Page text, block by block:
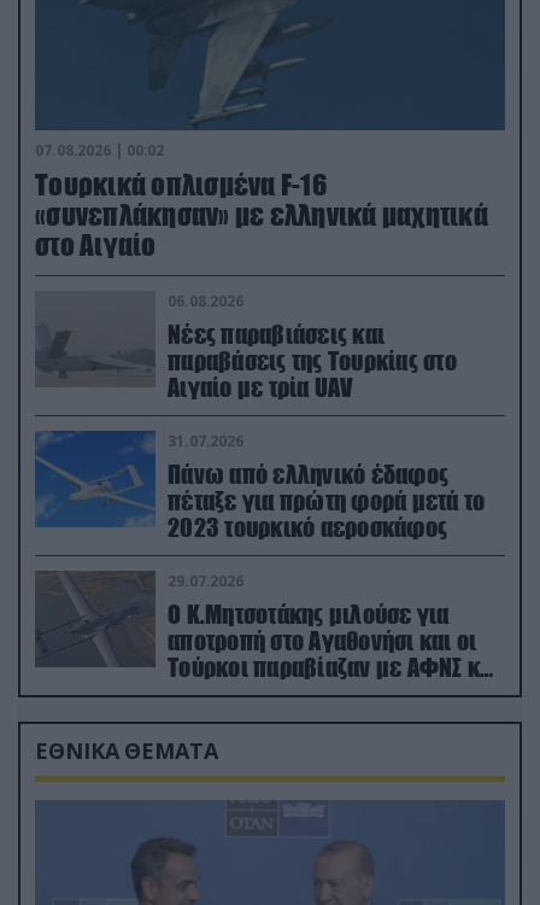
07.08.2026 | 00:02
Τουρκικά οπλισμένα F-16
«συνεπλάκησαν» με ελληνικά μαχητικά
στο Αιγαίο
06.08.2026
Νέες παραβιάσεις και
παραβάσεις της Τουρκίας στο
Αιγαίο με τρία UAV
31.07.2026
Πάνω από ελληνικό έδαφος
πέταξε για πρώτη φορά μετά το
2023 τουρκικό αεροσκάφος
29.07.2026
Ο Κ.Μητσοτάκης μιλούσε για
αποτροπή στο Αγαθονήσι και οι
Τούρκοι παραβίαζαν με ΑΦΝΣ και
drone
ΕΘΝΙΚΑ ΘΕΜΑΤΑ